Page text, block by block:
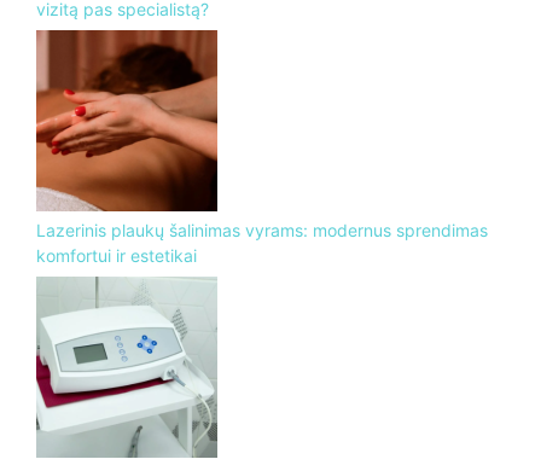
vizitą pas specialistą?
Lazerinis plaukų šalinimas vyrams: modernus sprendimas
komfortui ir estetikai